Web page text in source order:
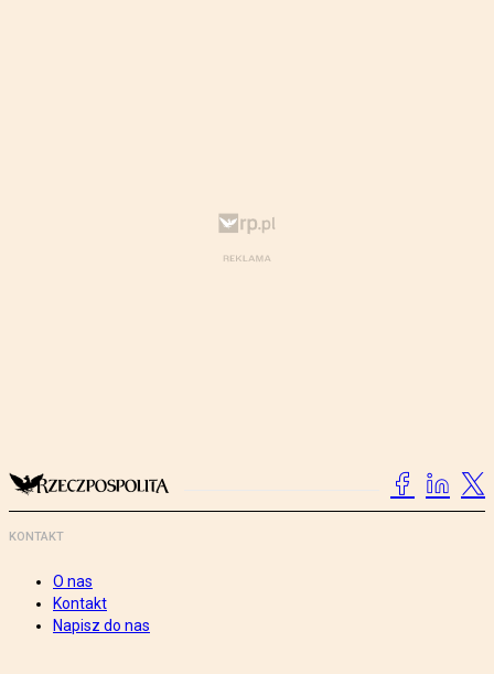
KONTAKT
O nas
Kontakt
Napisz do nas